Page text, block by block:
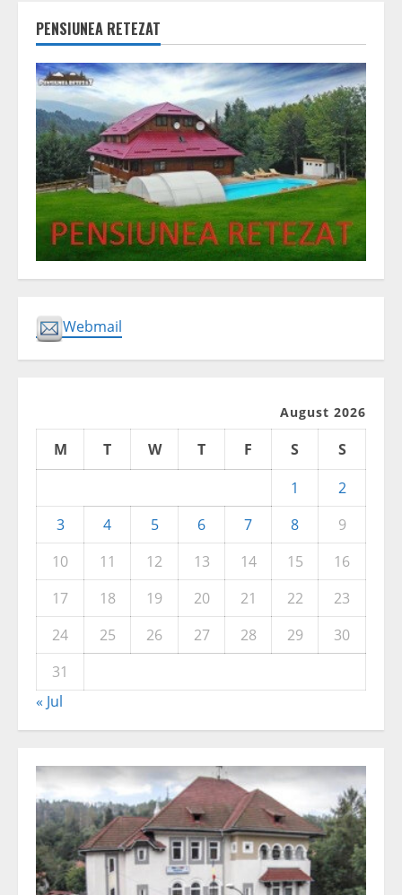
PENSIUNEA RETEZAT
Webmail
August 2026
M T W T F S
S
1
2
3
4 5 6 7 8
9
10
11 12 13 14 15
16
17
18 19 20 21 22
23
24
25 26 27 28 29
30
31
« Jul